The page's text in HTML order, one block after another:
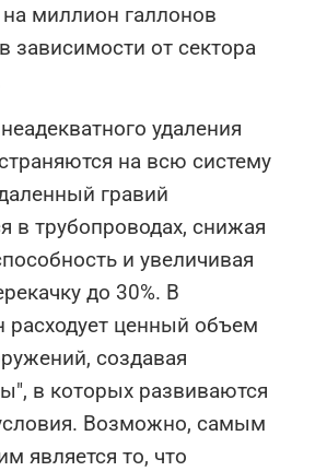
миллион галлонов
зависимости от сектора
удаления
на всю систему
гравий
в трубопроводах, снижая
и увеличивая
до 30%. В
расходует ценный объем
создавая
в которых развиваются
Возможно, самым
является то, что